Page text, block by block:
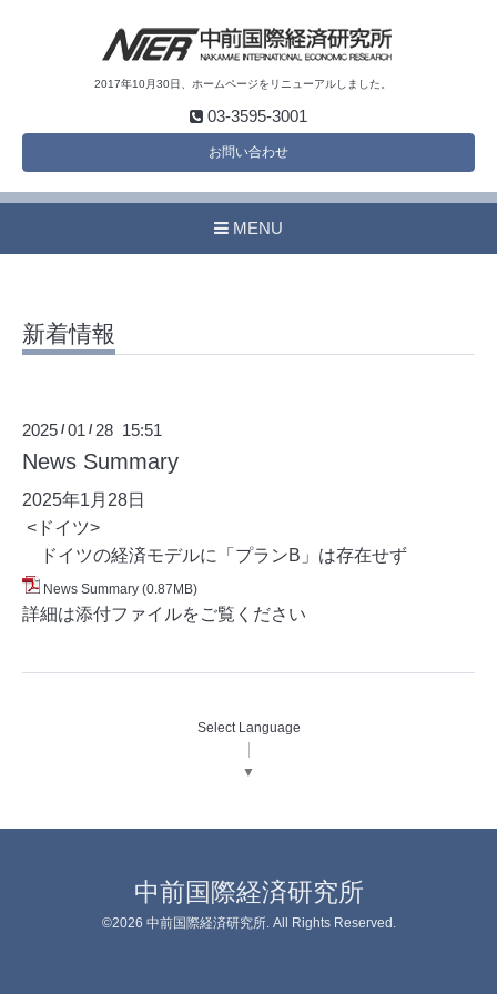
2017年10月30日、ホームページをリニューアルしました。
03-3595-3001
お問い合わせ
MENU
新着情報
2025 /01 / 28 15:51
News Summary
2025年1月28日
<ドイツ>
ドイツの経済モデルに「プランB」は存在せず
News Summary (0.87MB)
詳細は添付ファイルをご覧ください
Select Language
▼
中前国際経済研究所
©2026 中前国際経済研究所. All Rights Reserved.